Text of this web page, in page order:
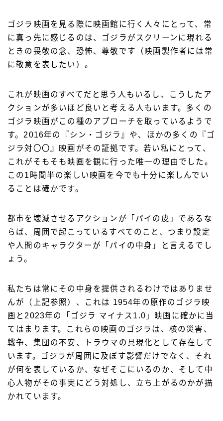
ゴジラ映画を見る際に映画館に行く人々にとって、常
に真っ先に感じるのは、ゴジラがスクリーンに現れる
ときの畏敬の念、恐怖、尊敬です（映画製作者には常
に敬意を表したい）。
これが映画のすべてだと思う人もいるし、こうしたア
クションが多いほど良いと考える人もいます。多くの
ゴジラ映画がこの種のアプローチを取っているようで
す。2016年の『シン・ゴジラ』や、ほかの多くの『ゴ
ジラ対〇〇』映画がその証拠です。若い私にとって、
これがそもそも映画を観に行った唯一の理由でした。
この1時間半の楽しい映画を今でも十分に楽しんでい
ることは確かです。
都市を壊滅させるアクションが「パイの皮」であるな
らば、周囲で起こっているすべてのこと、つまり設定
や人間のキャラクターが「パイの中身」と言えるでし
ょう。
私たちは常にその中身を提供されるわけではありませ
んが（上記参照）、これは 1954年の原作のゴジラ映
画と2023年の「ゴジラ マイナス1.0」映画に確かに当
てはまります。 これらの映画のゴジラは、核の災害、
戦争、集団の不安、トラウマの具現化として存在して
います。ゴジラが周囲に及ぼす影響だけでなく、それ
が何を表しているか、なぜそこにいるのか、そして中
心人物がその事実にどう対処し、立ち上がるのかが描
かれています。